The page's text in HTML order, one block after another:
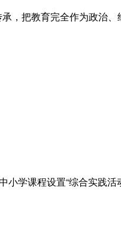
，把教育完全作为政治
学课程设置“综合实践活